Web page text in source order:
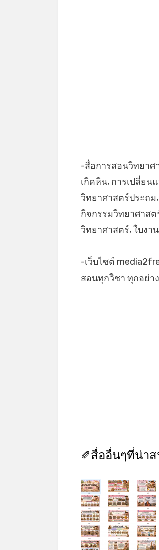
-สื่อการสอนวิทยาศ
เกิดหิน, การเปลี่ยน
วิทยาศาสตร์ประถ
กิจกรรมวิทยาศาสต
วิทยาศาสตร์, ใบงา
-เว็บไซต์
สอนทุกวิชา ทุกอย่า
✐สื่ออื่นๆที่น่า